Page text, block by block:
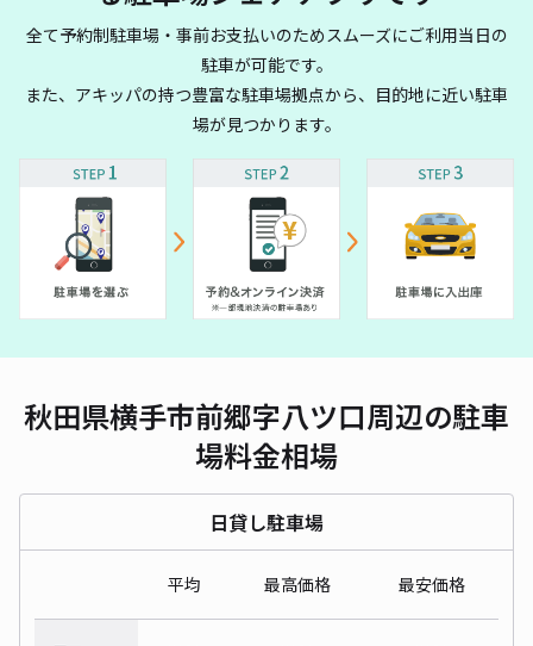
全て予約制駐車場・事前お支払いのためスムーズにご利用当日の
駐車が可能です。
また、アキッパの持つ豊富な駐車場拠点から、目的地に近い駐車
場が見つかります。
秋田県横手市前郷字八ツ口周辺の駐車
場料金相場
日貸し駐車場
平均 最高価格 最安価格